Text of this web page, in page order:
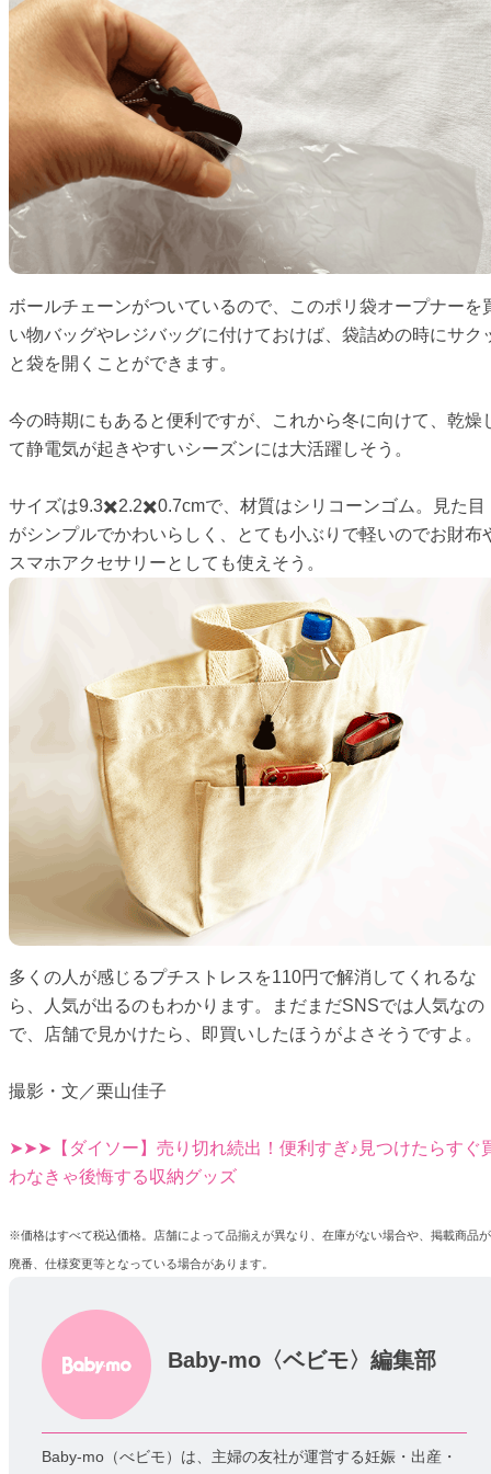
ボールチェーンがついているので、このポリ袋オープナーを
い物バッグやレジバッグに付けておけば、袋詰めの時にサク
と袋を開くことができます。
今の時期にもあると便利ですが、これから冬に向けて、乾燥
て静電気が起きやすいシーズンには大活躍しそう。
サイズは9.3✖️2.2✖️0.7cmで、材質はシリコーンゴム。見た目
がシンプルでかわいらしく、とても小ぶりで軽いのでお財布
スマホアクセサリーとしても使えそう。
多くの人が感じるプチストレスを110円で解消してくれるな
ら、人気が出るのもわかります。まだまだSNSでは人気なの
で、店舗で見かけたら、即買いしたほうがよさそうですよ。
撮影・文／栗山佳子
➤➤➤【ダイソー】売り切れ続出！便利すぎ♪見つけたらすぐ
わなきゃ後悔する収納グッズ
※価格はすべて税込価格。店舗によって品揃えが異なり、在庫がない場合や、掲載商品が
廃番、仕様変更等となっている場合があります。
Baby-mo〈ベビモ〉編集部
Baby-mo（べビモ）は、主婦の友社が運営する妊娠・出産・